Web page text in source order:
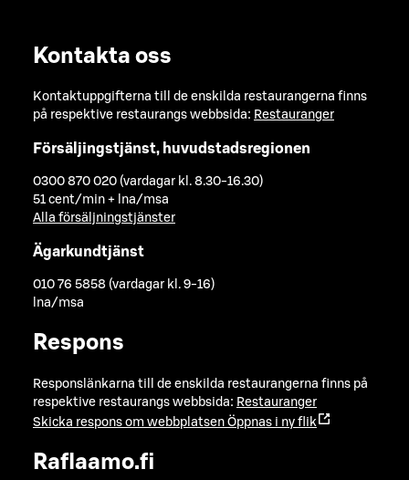
Kontakta oss
Kontaktuppgifterna till de enskilda restaurangerna finns
på respektive restaurangs webbsida: Restauranger
Försäljingstjänst, huvudstadsregionen
0300 870 020 (vardagar kl. 8.30-16.30)
51 cent/min + lna/msa
Alla försäljningstjänster
Ägarkundtjänst
010 76 5858 (vardagar kl. 9-16)
lna/msa
Respons
Responslänkarna till de enskilda restaurangerna finns på
respektive restaurangs webbsida: Restauranger
Skicka respons om webbplatsen Öppnas i ny flik
Raflaamo.fi